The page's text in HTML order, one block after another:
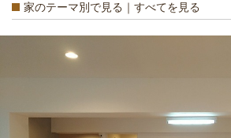
家のテーマ別で見る｜すべてを見る